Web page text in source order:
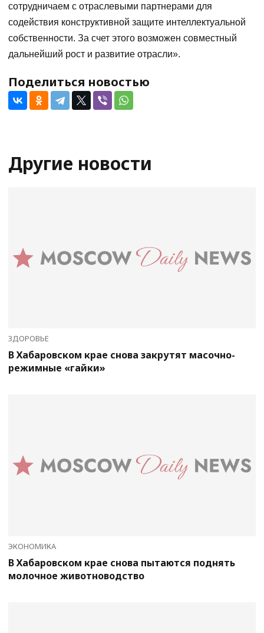
сотрудничаем с отраслевыми партнерами для
содействия конструктивной защите интеллектуальной
собственности. За счет этого возможен совместный
дальнейший рост и развитие отрасли».
Поделиться новостью
Другие новости
ЗДОРОВЬЕ
В Хабаровском крае снова закрутят масочно-
режимные «гайки»
ЭКОНОМИКА
В Хабаровском крае снова пытаются поднять
молочное животноводство